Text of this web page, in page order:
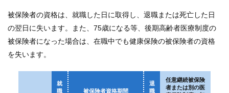
被保険者の資格は、就職した日に取得し、退職または死亡した日
の翌日に失います。また、75歳になる等、後期高齢者医療制度の
被保険者になった場合は、在職中でも健康保険の被保険者の資格
を失います。
就
職
被保険者資格期間
退
職
任意継続被保険
者または別の医